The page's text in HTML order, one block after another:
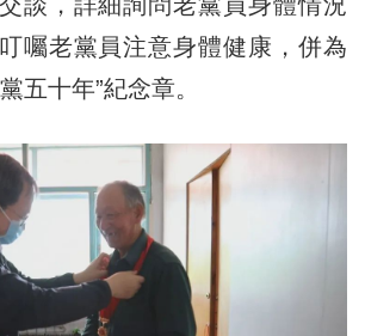
囑老黨員注意身體健康，併為
五十年”紀念章。